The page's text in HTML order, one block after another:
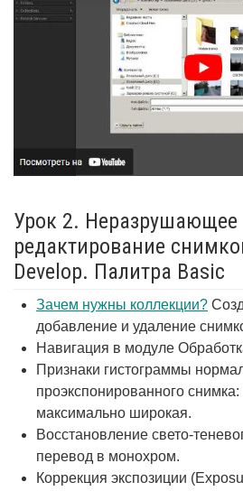
Урок 2. Неразрушающее
редактирование
Develop. Палитра Basic
Зачем нужны коллекции?
добавление и удаление
Навигация в модуле
Признаки гистограммы
проэкспонированного снимка:
максимально широкая.
Восстановление свето-
перевод в монохром.
Коррекция экспозиции